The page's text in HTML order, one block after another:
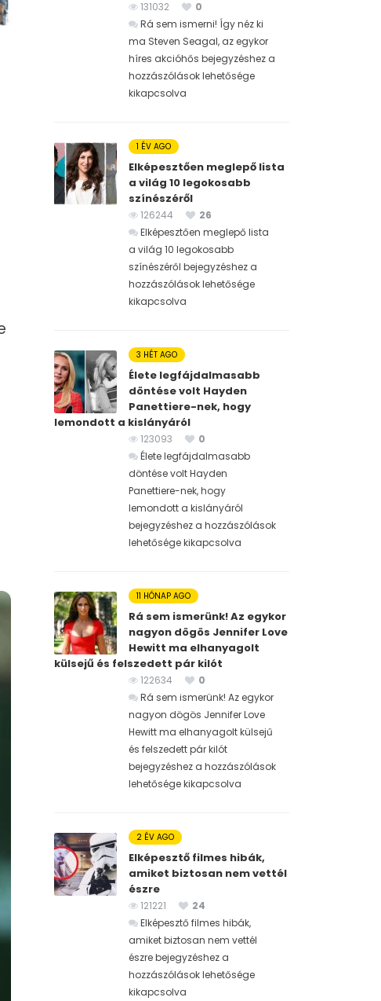
131032
0
Rá sem ismerni! Így néz ki
ma Steven Seagal, az egykor
híres akcióhős bejegyzéshez a
hozzászólások lehetősége
kikapcsolva
1 ÉV AGO
Elképesztően meglepő lista
a világ 10 legokosabb
színészéről
126244
26
Elképesztően meglepő lista
a világ 10 legokosabb
színészéről bejegyzéshez a
hozzászólások lehetősége
kikapcsolva
3 HÉT AGO
Élete legfájdalmasabb
döntése volt Hayden
Panettiere-nek, hogy
lemondott a kislányáról
123093
0
Élete legfájdalmasabb
döntése volt Hayden
Panettiere-nek, hogy
lemondott a kislányáról
bejegyzéshez a hozzászólások
lehetősége kikapcsolva
11 HÓNAP AGO
Rá sem ismerünk! Az egykor
nagyon dögös Jennifer Love
Hewitt ma elhanyagolt
külsejű és felszedett pár kilót
122634
0
Rá sem ismerünk! Az egykor
nagyon dögös Jennifer Love
Hewitt ma elhanyagolt külsejű
és felszedett pár kilót
bejegyzéshez a hozzászólások
lehetősége kikapcsolva
2 ÉV AGO
Elképesztő filmes hibák,
amiket biztosan nem vettél
észre
121221
24
Elképesztő filmes hibák,
amiket biztosan nem vettél
észre bejegyzéshez a
hozzászólások lehetősége
kikapcsolva